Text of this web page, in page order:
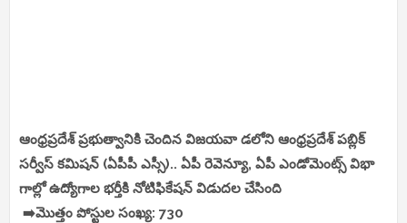
ఆంధ్రప్రదేశ్ ప్రభుత్వానికి చెందిన విజయవా డలోని ఆంధ్రప్రదేశ్ పబ్లిక్
సర్వీస్ కమిషన్ (ఏపీపీ ఎస్సీ).. ఏపీ రెవెన్యూ, ఏపీ ఎండోమెంట్స్ విభా
గాల్లో ఉద్యోగాల భర్తీకి నోటిఫికేషన్ విడుదల చేసింది
➡️మొత్తం పోస్టుల సంఖ్య: 730